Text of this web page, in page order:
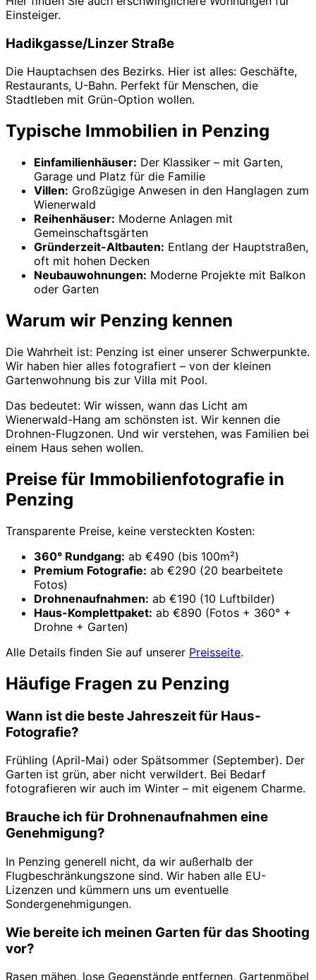
Einsteiger.
Hadikgasse/Linzer Straße
Die Hauptachsen des Bezirks. Hier ist alles: Geschäfte,
Restaurants, U-Bahn. Perfekt für Menschen, die
Stadtleben mit Grün-Option wollen.
Typische Immobilien in Penzing
Einfamilienhäuser: Der Klassiker – mit Garten,
Garage und Platz für die Familie
Villen: Großzügige Anwesen in den Hanglagen zum
Wienerwald
Reihenhäuser: Moderne Anlagen mit
Gemeinschaftsgärten
Gründerzeit-Altbauten: Entlang der Hauptstraßen,
oft mit hohen Decken
Neubauwohnungen: Moderne Projekte mit Balkon
oder Garten
Warum wir Penzing kennen
Die Wahrheit ist: Penzing ist einer unserer Schwerpunkte.
Wir haben hier alles fotografiert – von der kleinen
Gartenwohnung bis zur Villa mit Pool.
Das bedeutet: Wir wissen, wann das Licht am
Wienerwald-Hang am schönsten ist. Wir kennen die
Drohnen-Flugzonen. Und wir verstehen, was Familien bei
einem Haus sehen wollen.
Preise für Immobilienfotografie in
Penzing
Transparente Preise, keine versteckten Kosten:
360° Rundgang: ab €490 (bis 100m²)
Premium Fotografie: ab €290 (20 bearbeitete
Fotos)
Drohnenaufnahmen: ab €190 (10 Luftbilder)
Haus-Komplettpaket: ab €890 (Fotos + 360° +
Drohne + Garten)
Alle Details finden Sie auf unserer Preisseite.
Häufige Fragen zu Penzing
Wann ist die beste Jahreszeit für Haus-
Fotografie?
Frühling (April-Mai) oder Spätsommer (September). Der
Garten ist grün, aber nicht verwildert. Bei Bedarf
fotografieren wir auch im Winter – mit eigenem Charme.
Brauche ich für Drohnenaufnahmen eine
Genehmigung?
In Penzing generell nicht, da wir außerhalb der
Flugbeschränkungszone sind. Wir haben alle EU-
Lizenzen und kümmern uns um eventuelle
Sondergenehmigungen.
Wie bereite ich meinen Garten für das Shooting
vor?
Rasen mähen, lose Gegenstände entfernen, Gartenmöbel